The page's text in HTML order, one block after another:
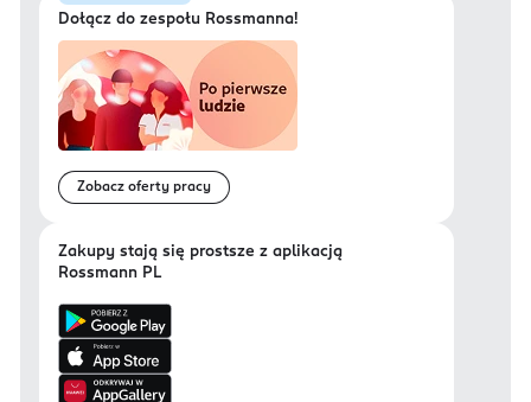
Dołącz do zespołu Rossmanna!
Zobacz oferty pracy
Zakupy stają się prostsze z aplikacją
Rossmann PL